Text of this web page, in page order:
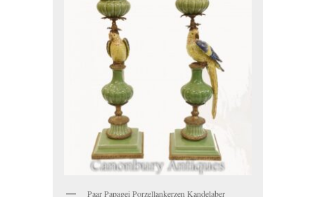
Paar Papagei Porzellankerzen Kandelaber